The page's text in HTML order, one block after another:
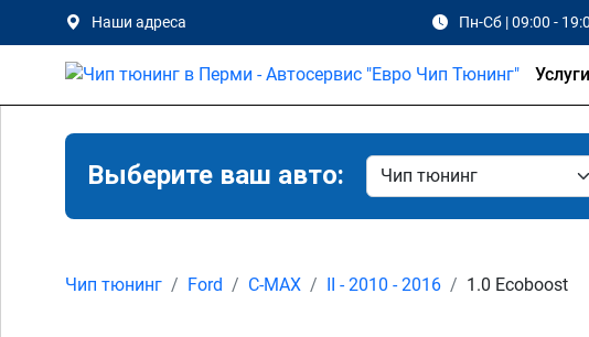
Наши адреса Пн-Сб | 09:00 -
Услуги
Выберите ваш авто:
Чип тюнинг Ford C-MAX II - 2010 - 2016 1.0 Ecoboost